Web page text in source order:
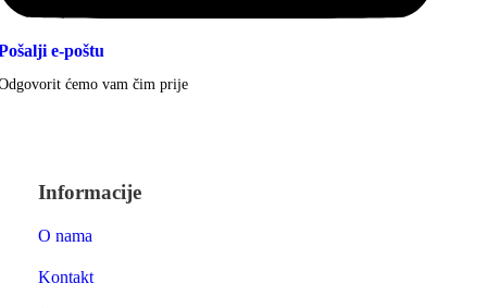
e-poštu
ćemo vam čim prije
Informacije
O nama
Kontakt